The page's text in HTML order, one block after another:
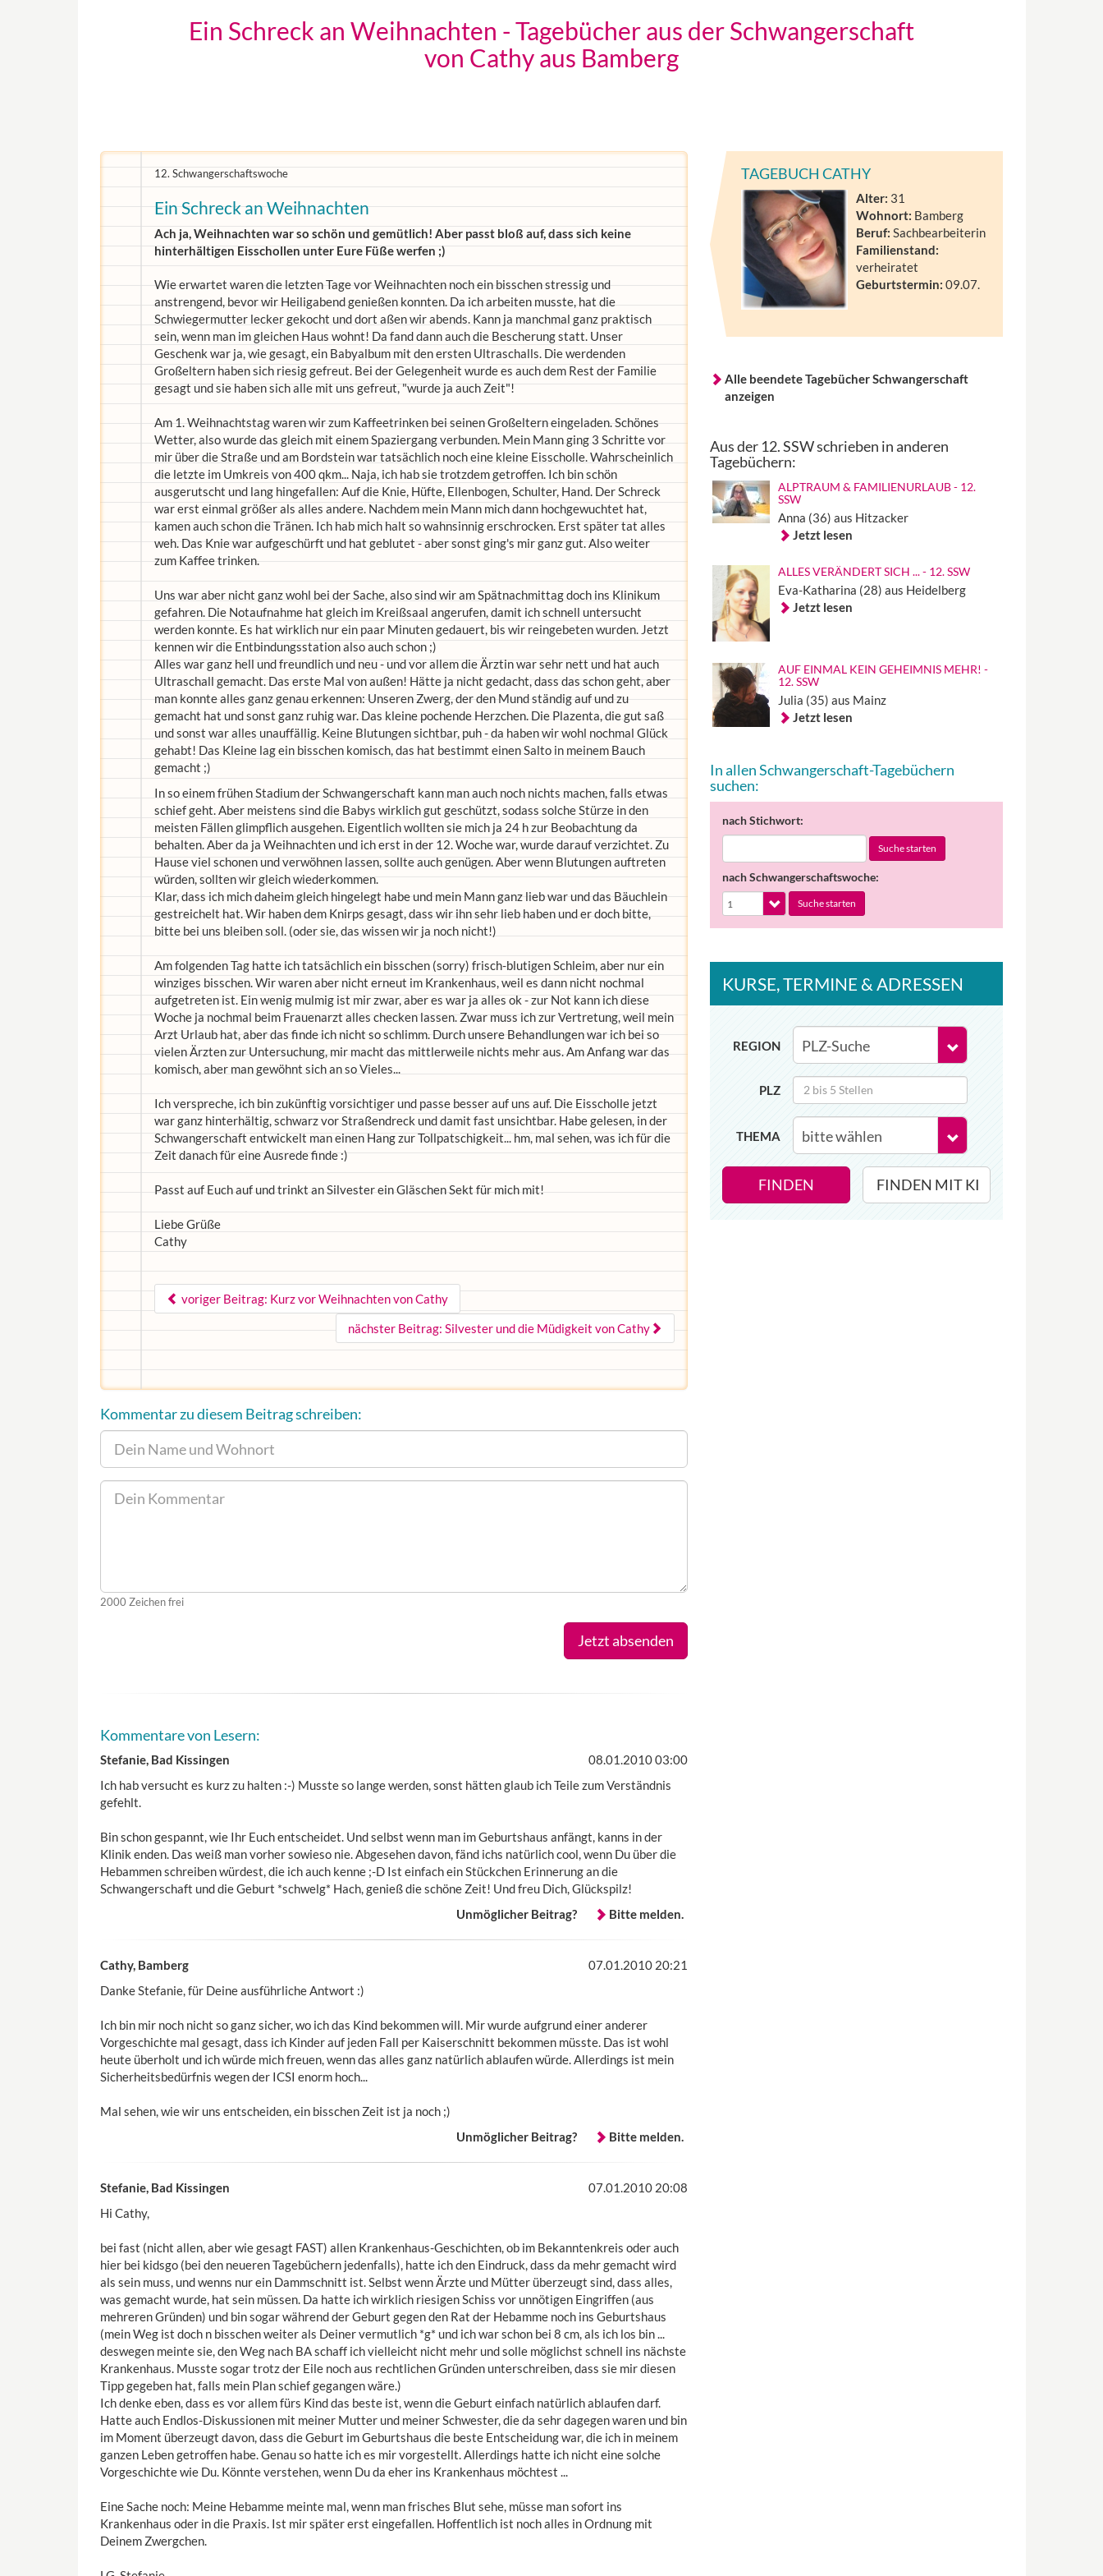
Ein Schreck an Weihnachten - Tagebücher aus der Schwangerschaft
von Cathy aus Bamberg
12. Schwangerschaftswoche
Ein Schreck an Weihnachten
Ach ja, Weihnachten war so schön und gemütlich! Aber passt bloß auf, dass sich keine
hinterhältigen Eisschollen unter Eure Füße werfen ;)
Wie erwartet waren die letzten Tage vor Weihnachten noch ein bisschen stressig und
anstrengend, bevor wir Heiligabend genießen konnten. Da ich arbeiten musste, hat die
Schwiegermutter lecker gekocht und dort aßen wir abends. Kann ja manchmal ganz praktisch
sein, wenn man im gleichen Haus wohnt! Da fand dann auch die Bescherung statt. Unser
Geschenk war ja, wie gesagt, ein Babyalbum mit den ersten Ultraschalls. Die werdenden
Großeltern haben sich riesig gefreut. Bei der Gelegenheit wurde es auch dem Rest der Familie
gesagt und sie haben sich alle mit uns gefreut, "wurde ja auch Zeit"!
Am 1. Weihnachtstag waren wir zum Kaffeetrinken bei seinen Großeltern eingeladen. Schönes
Wetter, also wurde das gleich mit einem Spaziergang verbunden. Mein Mann ging 3 Schritte vor
mir über die Straße und am Bordstein war tatsächlich noch eine kleine Eisscholle. Wahrscheinlich
die letzte im Umkreis von 400 qkm... Naja, ich hab sie trotzdem getroffen. Ich bin schön
ausgerutscht und lang hingefallen: Auf die Knie, Hüfte, Ellenbogen, Schulter, Hand. Der Schreck
war erst einmal größer als alles andere. Nachdem mein Mann mich dann hochgewuchtet hat,
kamen auch schon die Tränen. Ich hab mich halt so wahnsinnig erschrocken. Erst später tat alles
weh. Das Knie war aufgeschürft und hat geblutet - aber sonst ging's mir ganz gut. Also weiter
zum Kaffee trinken.
Uns war aber nicht ganz wohl bei der Sache, also sind wir am Spätnachmittag doch ins Klinikum
gefahren. Die Notaufnahme hat gleich im Kreißsaal angerufen, damit ich schnell untersucht
werden konnte. Es hat wirklich nur ein paar Minuten gedauert, bis wir reingebeten wurden. Jetzt
kennen wir die Entbindungsstation also auch schon ;)
Alles war ganz hell und freundlich und neu - und vor allem die Ärztin war sehr nett und hat auch
Ultraschall gemacht. Das erste Mal von außen! Hätte ja nicht gedacht, dass das schon geht, aber
man konnte alles ganz genau erkennen: Unseren Zwerg, der den Mund ständig auf und zu
gemacht hat und sonst ganz ruhig war. Das kleine pochende Herzchen. Die Plazenta, die gut saß
und sonst war alles unauffällig. Keine Blutungen sichtbar, puh - da haben wir wohl nochmal Glück
gehabt! Das Kleine lag ein bisschen komisch, das hat bestimmt einen Salto in meinem Bauch
gemacht ;)
In so einem frühen Stadium der Schwangerschaft kann man auch noch nichts machen, falls etwas
schief geht. Aber meistens sind die Babys wirklich gut geschützt, sodass solche Stürze in den
meisten Fällen glimpflich ausgehen. Eigentlich wollten sie mich ja 24 h zur Beobachtung da
behalten. Aber da ja Weihnachten und ich erst in der 12. Woche war, wurde darauf verzichtet. Zu
Hause viel schonen und verwöhnen lassen, sollte auch genügen. Aber wenn Blutungen auftreten
würden, sollten wir gleich wiederkommen.
Klar, dass ich mich daheim gleich hingelegt habe und mein Mann ganz lieb war und das Bäuchlein
gestreichelt hat. Wir haben dem Knirps gesagt, dass wir ihn sehr lieb haben und er doch bitte,
bitte bei uns bleiben soll. (oder sie, das wissen wir ja noch nicht!)
Am folgenden Tag hatte ich tatsächlich ein bisschen (sorry) frisch-blutigen Schleim, aber nur ein
winziges bisschen. Wir waren aber nicht erneut im Krankenhaus, weil es dann nicht nochmal
aufgetreten ist. Ein wenig mulmig ist mir zwar, aber es war ja alles ok - zur Not kann ich diese
Woche ja nochmal beim Frauenarzt alles checken lassen. Zwar muss ich zur Vertretung, weil mein
Arzt Urlaub hat, aber das finde ich nicht so schlimm. Durch unsere Behandlungen war ich bei so
vielen Ärzten zur Untersuchung, mir macht das mittlerweile nichts mehr aus. Am Anfang war das
komisch, aber man gewöhnt sich an so Vieles...
Ich verspreche, ich bin zukünftig vorsichtiger und passe besser auf uns auf. Die Eisscholle jetzt
war ganz hinterhältig, schwarz vor Straßendreck und damit fast unsichtbar. Habe gelesen, in der
Schwangerschaft entwickelt man einen Hang zur Tollpatschigkeit... hm, mal sehen, was ich für die
Zeit danach für eine Ausrede finde :)
Passt auf Euch auf und trinkt an Silvester ein Gläschen Sekt für mich mit!
Liebe Grüße
Cathy
voriger Beitrag: Kurz vor Weihnachten von Cathy
nächster Beitrag: Silvester und die Müdigkeit von Cathy
Kommentar zu diesem Beitrag schreiben:
2000 Zeichen frei
Jetzt absenden
Kommentare von Lesern:
Stefanie, Bad Kissingen
08.01.2010 03:00
Ich hab versucht es kurz zu halten :-) Musste so lange werden, sonst hätten glaub ich Teile zum Verständnis
gefehlt.
Bin schon gespannt, wie Ihr Euch entscheidet. Und selbst wenn man im Geburtshaus anfängt, kanns in der
Klinik enden. Das weiß man vorher sowieso nie. Abgesehen davon, fänd ichs natürlich cool, wenn Du über die
Hebammen schreiben würdest, die ich auch kenne ;-D Ist einfach ein Stückchen Erinnerung an die
Schwangerschaft und die Geburt *schwelg* Hach, genieß die schöne Zeit! Und freu Dich, Glückspilz!
Unmöglicher Beitrag?
Bitte melden.
Cathy, Bamberg
07.01.2010 20:21
Danke Stefanie, für Deine ausführliche Antwort :)
Ich bin mir noch nicht so ganz sicher, wo ich das Kind bekommen will. Mir wurde aufgrund einer anderer
Vorgeschichte mal gesagt, dass ich Kinder auf jeden Fall per Kaiserschnitt bekommen müsste. Das ist wohl
heute überholt und ich würde mich freuen, wenn das alles ganz natürlich ablaufen würde. Allerdings ist mein
Sicherheitsbedürfnis wegen der ICSI enorm hoch...
Mal sehen, wie wir uns entscheiden, ein bisschen Zeit ist ja noch ;)
Unmöglicher Beitrag?
Bitte melden.
Stefanie, Bad Kissingen
07.01.2010 20:08
Hi Cathy,
bei fast (nicht allen, aber wie gesagt FAST) allen Krankenhaus-Geschichten, ob im Bekanntenkreis oder auch
hier bei kidsgo (bei den neueren Tagebüchern jedenfalls), hatte ich den Eindruck, dass da mehr gemacht wird
als sein muss, und wenns nur ein Dammschnitt ist. Selbst wenn Ärzte und Mütter überzeugt sind, dass alles,
was gemacht wurde, hat sein müssen. Da hatte ich wirklich riesigen Schiss vor unnötigen Eingriffen (aus
mehreren Gründen) und bin sogar während der Geburt gegen den Rat der Hebamme noch ins Geburtshaus
(mein Weg ist doch n bisschen weiter als Deiner vermutlich *g* und ich war schon bei 8 cm, als ich los bin ...
deswegen meinte sie, den Weg nach BA schaff ich vielleicht nicht mehr und solle möglichst schnell ins nächste
Krankenhaus. Musste sogar trotz der Eile noch aus rechtlichen Gründen unterschreiben, dass sie mir diesen
Tipp gegeben hat, falls mein Plan schief gegangen wäre.)
Ich denke eben, dass es vor allem fürs Kind das beste ist, wenn die Geburt einfach natürlich ablaufen darf.
Hatte auch Endlos-Diskussionen mit meiner Mutter und meiner Schwester, die da sehr dagegen waren und bin
im Moment überzeugt davon, dass die Geburt im Geburtshaus die beste Entscheidung war, die ich in meinem
ganzen Leben getroffen habe. Genau so hatte ich es mir vorgestellt. Allerdings hatte ich nicht eine solche
Vorgeschichte wie Du. Könnte verstehen, wenn Du da eher ins Krankenhaus möchtest ...
Eine Sache noch: Meine Hebamme meinte mal, wenn man frisches Blut sehe, müsse man sofort ins
Krankenhaus oder in die Praxis. Ist mir später erst eingefallen. Hoffentlich ist noch alles in Ordnung mit
Deinem Zwergchen.
TAGEBUCH CATHY
Alter: 31
Wohnort: Bamberg
Beruf: Sachbearbeiterin
Familienstand:
verheiratet
Geburtstermin: 09.07.
Alle beendete Tagebücher Schwangerschaft
anzeigen
Aus der 12. SSW schrieben in anderen
Tagebüchern:
ALPTRAUM & FAMILIENURLAUB - 12.
SSW
Anna (36) aus Hitzacker
Jetzt lesen
ALLES VERÄNDERT SICH ... - 12. SSW
Eva-Katharina (28) aus Heidelberg
Jetzt lesen
AUF EINMAL KEIN GEHEIMNIS MEHR! -
12. SSW
Julia (35) aus Mainz
Jetzt lesen
In allen Schwangerschaft-Tagebüchern
suchen:
nach Stichwort:
Suche starten
nach Schwangerschaftswoche:
Suche starten
KURSE, TERMINE & ADRESSEN
REGION
PLZ
THEMA
FINDEN FINDEN MIT KI